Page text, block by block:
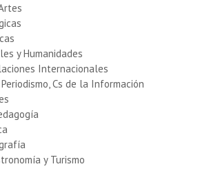
y Humanidades
Internacionales
Cs de la Información
y Turismo